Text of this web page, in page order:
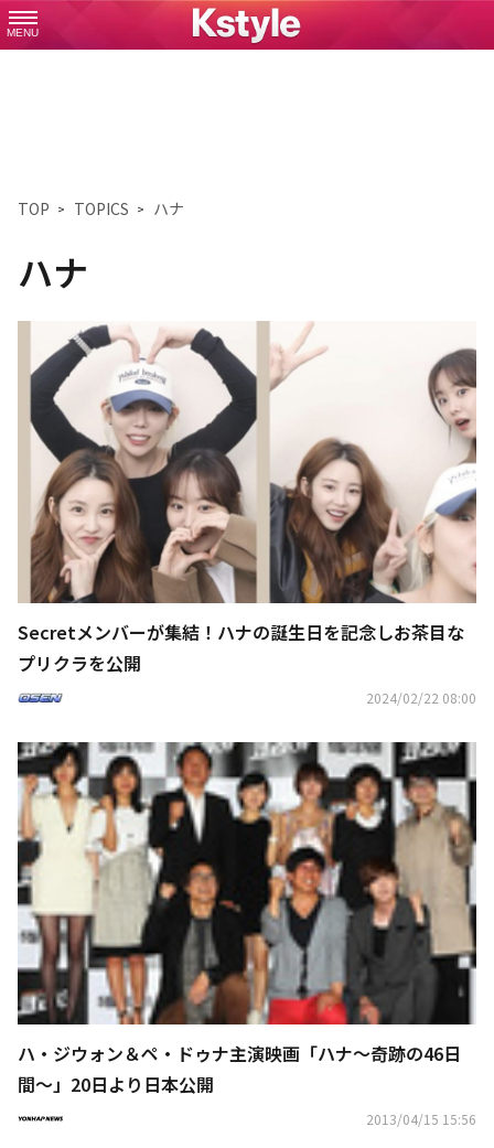
MENU
TOP TOPICS ハナ
ハナ
Secretメンバーが集結！ハナの誕生日を記念しお茶目な
プリクラを公開
2024/02/22 08:00
ハ・ジウォン＆ペ・ドゥナ主演映画「ハナ～奇跡の46日
間～」20日より日本公開
2013/04/15 15:56